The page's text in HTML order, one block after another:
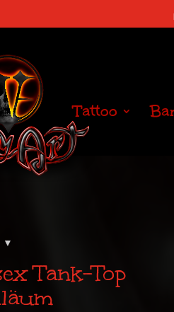
Tattoo
Tank-Top